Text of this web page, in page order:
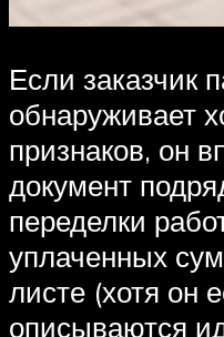
Если заказчик
обнаруживает
признаков, он
документ
переделки
уплаченных
листе (хотя он
описываются